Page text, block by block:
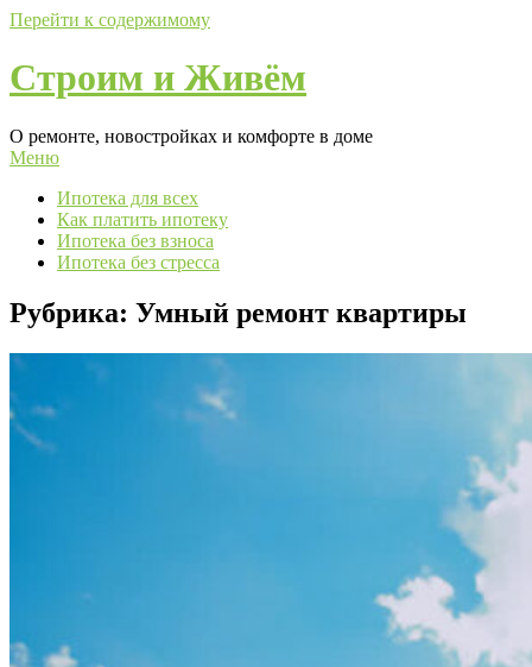
Перейти к содержимому
Строим и Живём
О ремонте, новостройках и комфорте в доме
Меню
Ипотека для всех
Как платить ипотеку
Ипотека без взноса
Ипотека без стресса
Рубрика: Умный ремонт квартиры